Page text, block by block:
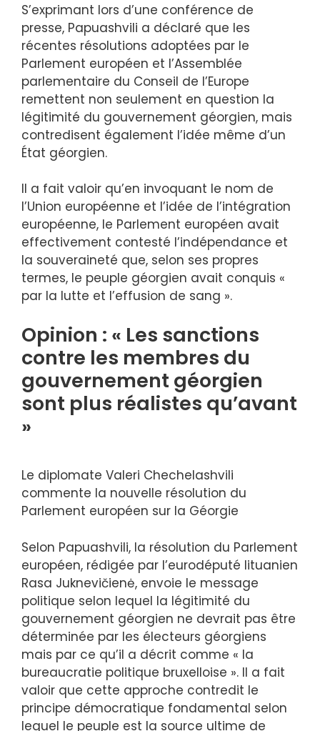
S’exprimant lors d’une conférence de
presse, Papuashvili a déclaré que les
récentes résolutions adoptées par le
Parlement européen et l’Assemblée
parlementaire du Conseil de l’Europe
remettent non seulement en question la
légitimité du gouvernement géorgien, mais
contredisent également l’idée même d’un
État géorgien.
Il a fait valoir qu’en invoquant le nom de
l’Union européenne et l’idée de l’intégration
européenne, le Parlement européen avait
effectivement contesté l’indépendance et
la souveraineté que, selon ses propres
termes, le peuple géorgien avait conquis «
par la lutte et l’effusion de sang ».
Opinion : « Les sanctions
contre les membres du
gouvernement géorgien
sont plus réalistes qu’avant
»
Le diplomate Valeri Chechelashvili
commente la nouvelle résolution du
Parlement européen sur la Géorgie
Selon Papuashvili, la résolution du Parlement
européen, rédigée par l’eurodéputé lituanien
Rasa Juknevičienė, envoie le message
politique selon lequel la légitimité du
gouvernement géorgien ne devrait pas être
déterminée par les électeurs géorgiens
mais par ce qu’il a décrit comme « la
bureaucratie politique bruxelloise ». Il a fait
valoir que cette approche contredit le
principe démocratique fondamental selon
lequel le peuple est la source ultime de